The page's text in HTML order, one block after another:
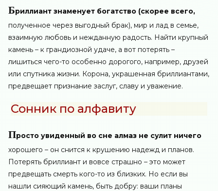
Бриллиант знаменует богатство (скорее всего,
полученное через выгодный брак), мир и лад в семье,
взаимную любовь и нежданную радость. Найти крупный
камень – к грандиозной удаче, а вот потерять –
лишиться чего-то особенно дорогого, например, друзей
или спутника жизни. Корона, украшенная бриллиантами,
предвещает признание заслуг, славу и уважение.
Сонник по алфавиту
Просто увиденный во сне алмаз не сулит ничего
хорошего – он снится к крушению надежд и планов.
Потерять бриллиант и вовсе страшно – это может
предвещать смерть кого-то из близких. Но если вы
нашли сияющий камень, быть добру: ваши планы